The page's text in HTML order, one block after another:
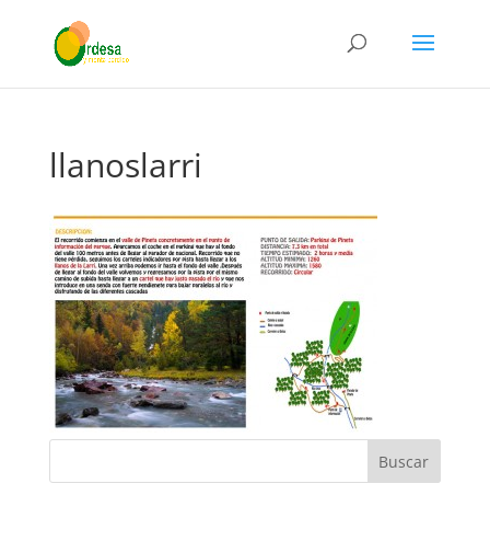
llanoslarri